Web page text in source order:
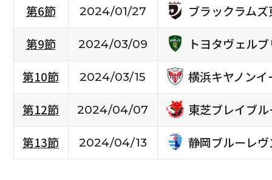
第6節
2024/01/27
ブラックラムズ
第9節
2024/03/09
トヨタヴェル
第10節
2024/03/15
横浜キヤノンイ
第12節
2024/04/07
東芝ブレイブ
第13節
2024/04/13 静岡ブルーレヴ